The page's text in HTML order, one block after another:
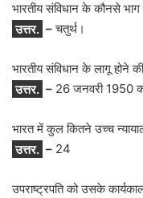
भारतीय संविधान के कौनसे भाग
उत्तर. –चतुर्थ।
भारतीय संविधान के लागू होने
उत्तर. – 26 जनवरी 1950
भारत में कुल कितने उच्च
उत्तर. – 24
उपराष्ट्रपति को उसके